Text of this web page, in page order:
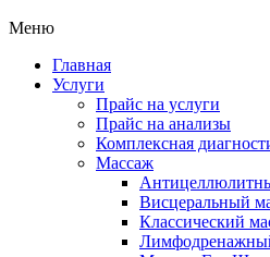
Клиника
жизнь"
Меню
Главная
Услуги
Прайс на услуги
Прайс на анализы
Комплексная
Массаж
Висцеральный
Классический